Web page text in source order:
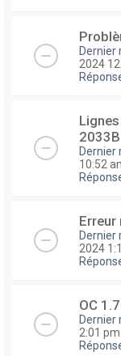
Dernier
2024
2033B
Dernier
10:52
Erreur
Dernier
2024
OC
Dernier
2:01 pm